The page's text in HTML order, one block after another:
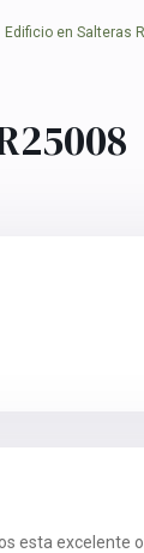
Edificio en Salteras
esta excelente